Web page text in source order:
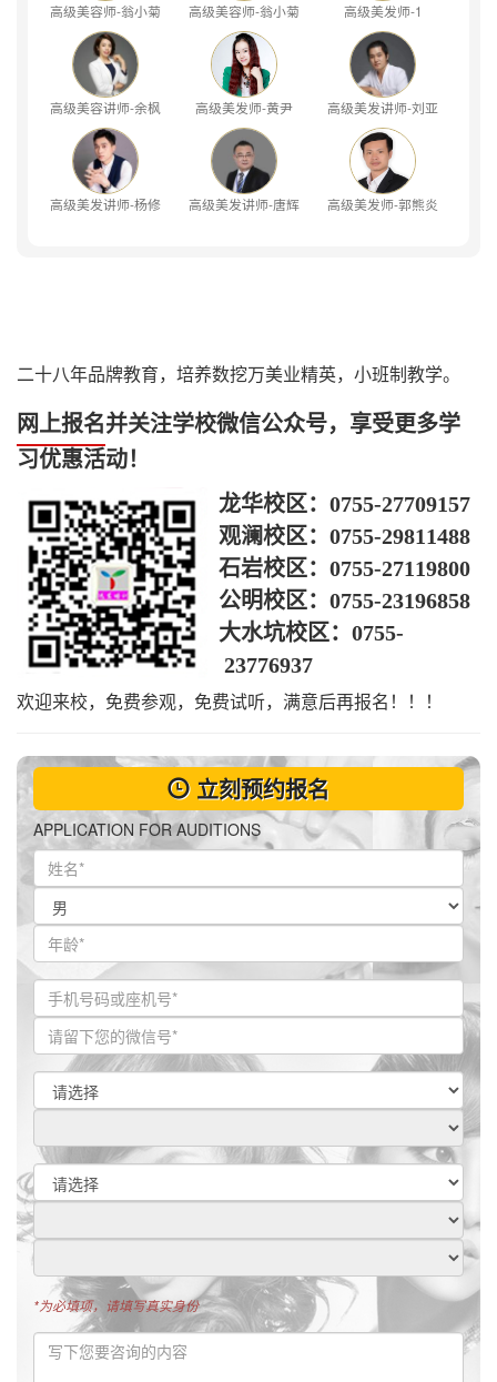
高级美容师-翁小菊 高级美容师-翁小菊 高级美发师-1
高级美容讲师-余枫 高级美发师-黄尹 高级美发讲师-刘亚
高级美发讲师-杨修 高级美发讲师-唐辉 高级美发师-郭熊炎
二十八年品牌教育，培养数挖万美业精英，小班制教学。
网上报名并关注学校微信公众号，享受更多学
习优惠活动！
龙华校区： 0755-27709157
观澜校区： 0755-29811488
石岩校区： 0755-27119800
公明校区： 0755-23196858
大水坑校区： 0755-
23776937
欢迎来校，免费参观，免费试听，满意后再报名！！！
立刻预约报名
APPLICATION FOR AUDITIONS
*为必填项，请填写真实身份